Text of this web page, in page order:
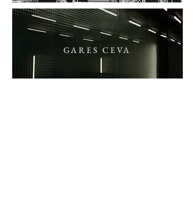
GARES CEVA